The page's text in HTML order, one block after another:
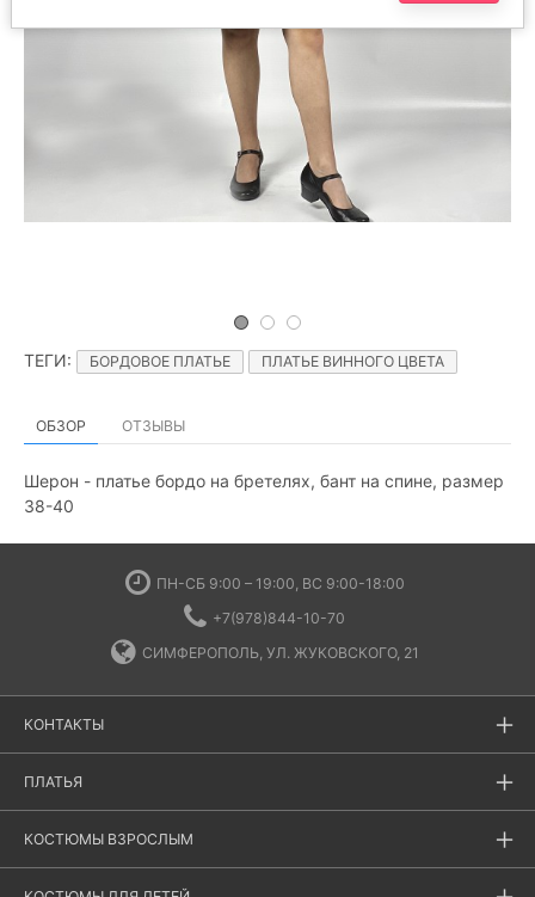
ТЕГИ: БОРДОВОЕ ПЛАТЬЕ ПЛАТЬЕ ВИННОГО ЦВЕТА
ОБЗОР ОТЗЫВЫ
Шерон - платье бордо на бретелях, бант на спине, размер
38-40
ПН-СБ 9:00 – 19:00, ВС 9:00-18:00
+7(978)844-10-70
СИМФЕРОПОЛЬ, УЛ. ЖУКОВСКОГО, 21
КОНТАКТЫ
ПЛАТЬЯ
КОСТЮМЫ ВЗРОСЛЫМ